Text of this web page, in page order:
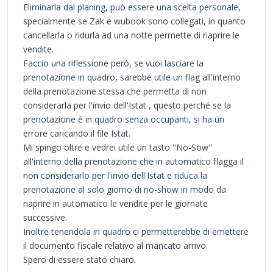
Eliminarla dal planing, può essere una scelta personale,
specialmente se Zak e wubook sono collegati, in quanto
cancellarla o ridurla ad una notte permette di riaprire le
vendite.
Faccio una riflessione però, se vuoi lasciare la
prenotazione in quadro, sarebbe utile un flag all'interno
della prenotazione stessa che permetta di non
considerarla per l'invio dell'Istat , questo perché se la
prenotazione è in quadro senza occupanti, si ha un
errore caricando il file Istat.
Mi spingo oltre e vedrei utile un tasto "No-Sow"
all'interno della prenotazione che in automatico flagga il
non considerarlo per l'invio dell'Istat e riduca la
prenotazione al solo giorno di no-show in modo da
riaprire in automatico le vendite per le giornate
successive.
Inoltre tenendola in quadro ci permetterebbe di emettere
il documento fiscale relativo al mancato arrivo.
Spero di essere stato chiaro.